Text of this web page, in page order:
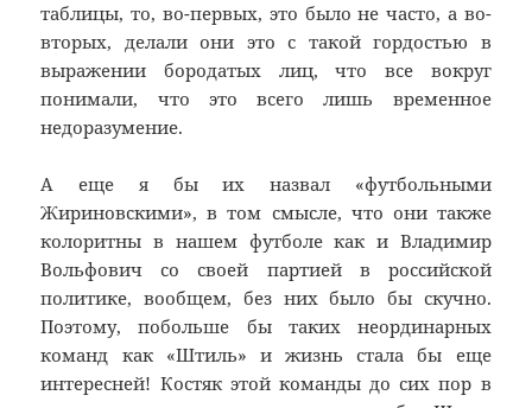
таблицы, то, во-первых, это было не часто, а во-
вторых, делали они это с такой гордостью в
выражении бородатых лиц, что все вокруг
понимали, что это всего лишь временное
недоразумение.
А еще я бы их назвал «футбольными
Жириновскими», в том смысле, что они также
колоритны в нашем футболе как и Владимир
Вольфович со своей партией в российской
политике, вообщем, без них было бы скучно.
Поэтому, побольше бы таких неординарных
команд как «Штиль» и жизнь стала бы еще
интересней! Костяк этой команды до сих пор в